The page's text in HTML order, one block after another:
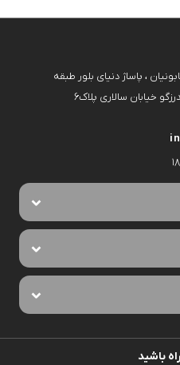
، پاساژ دنیای بلور طبقه
باشید